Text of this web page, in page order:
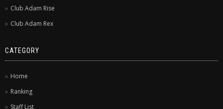
Club Adam Rise
Club Adam Rex
CATEGORY
Home
Ranking
Staff List